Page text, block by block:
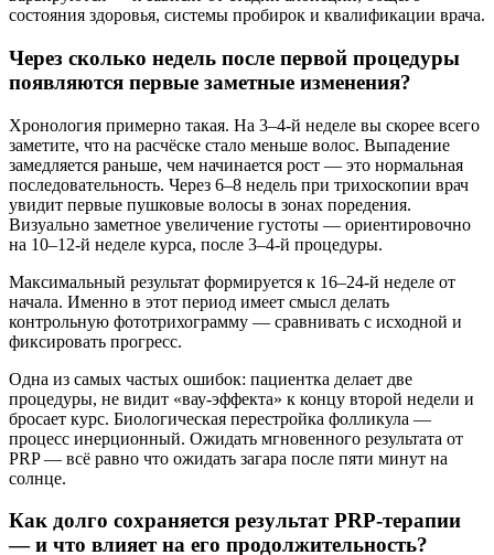
состояния здоровья, системы пробирок и квалификации врача.
Через сколько недель после первой процедуры
появляются первые заметные изменения?
Хронология примерно такая. На 3–4-й неделе вы скорее всего
заметите, что на расчёске стало меньше волос. Выпадение
замедляется раньше, чем начинается рост — это нормальная
последовательность. Через 6–8 недель при трихоскопии врач
увидит первые пушковые волосы в зонах поредения.
Визуально заметное увеличение густоты — ориентировочно
на 10–12-й неделе курса, после 3–4-й процедуры.
Максимальный результат формируется к 16–24-й неделе от
начала. Именно в этот период имеет смысл делать
контрольную фототрихограмму — сравнивать с исходной и
фиксировать прогресс.
Одна из самых частых ошибок: пациентка делает две
процедуры, не видит «вау-эффекта» к концу второй недели и
бросает курс. Биологическая перестройка фолликула —
процесс инерционный. Ожидать мгновенного результата от
PRP — всё равно что ожидать загара после пяти минут на
солнце.
Как долго сохраняется результат PRP-терапии
— и что влияет на его продолжительность?